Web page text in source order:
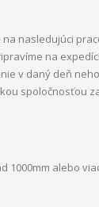
nasledujúci
na
v daný deň
spoločnosťou
1000mm alebo